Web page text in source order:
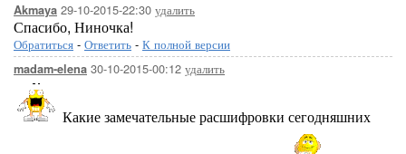
Akmaya 29-10-2015-22:30 удалить
Спасибо, Ниночка!
Обратиться - Ответить - К полной версии
madam-elena 30-10-2015-00:12 удалить
Какие замечательные расшифровки сегодняшних